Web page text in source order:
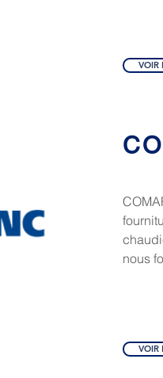
VOIR
nous
VOIR